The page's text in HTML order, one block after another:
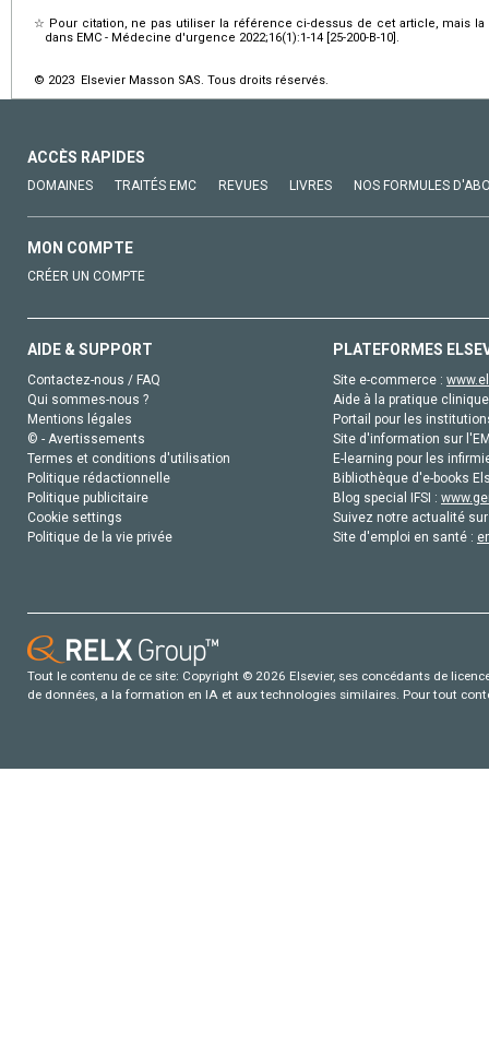
☆ Pour citation, ne pas utiliser la référence ci-dessus de cet article, mais
dans EMC - Médecine d'urgence 2022;16(1):1-14 [25-200-B-10].
© 2023 Elsevier Masson SAS. Tous droits réservés.
ACCÈS RAPIDES
DOMAINES TRAITÉS EMC REVUES LIVRES NOS FORMULES
MON COMPTE
CRÉER UN COMPTE
AIDE & SUPPORT
Contactez-nous / FAQ
Qui sommes-nous ?
Mentions légales
© - Avertissements
Termes et conditions d'utilisation
Politique rédactionnelle
Politique publicitaire
Cookie settings
Politique de la vie privée
PLATEFORMES
Site e-commerce :
Aide à la pratique
Portail pour les
Site d'information sur
E-learning pour les
Bibliothèque d'e-books
Blog special IFSI :
Suivez notre actualité
Site d'emploi en santé :
Tout le contenu de ce site: Copyright © 2026 Elsevier, ses concédants de
de données, a la formation en IA et aux technologies similaires. Pour tout